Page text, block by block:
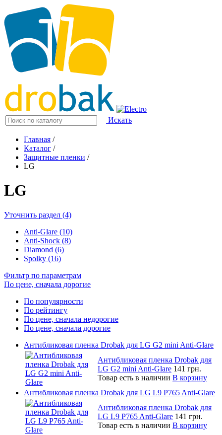
Искать
Главная /
Каталог /
Защитные пленки /
LG
LG
Уточнить раздел (4)
Anti-Glare (10)
Anti-Shock (8)
Diamond (6)
Spolky (16)
Фильтр по параметрам
По цене, сначала дорогие
По популярности
По рейтингу
По цене, сначала недорогие
По цене, сначала дорогие
Антибликовая пленка Drobak для LG G2 mini Anti-Glare
Антибликовая пленка Drobak для
LG G2 mini Anti-Glare 141 грн.
Товар есть в наличии В корзину
Антибликовая пленка Drobak для LG L9 P765 Anti-Glare
Антибликовая пленка Drobak для
LG L9 P765 Anti-Glare 141 грн.
Товар есть в наличии В корзину